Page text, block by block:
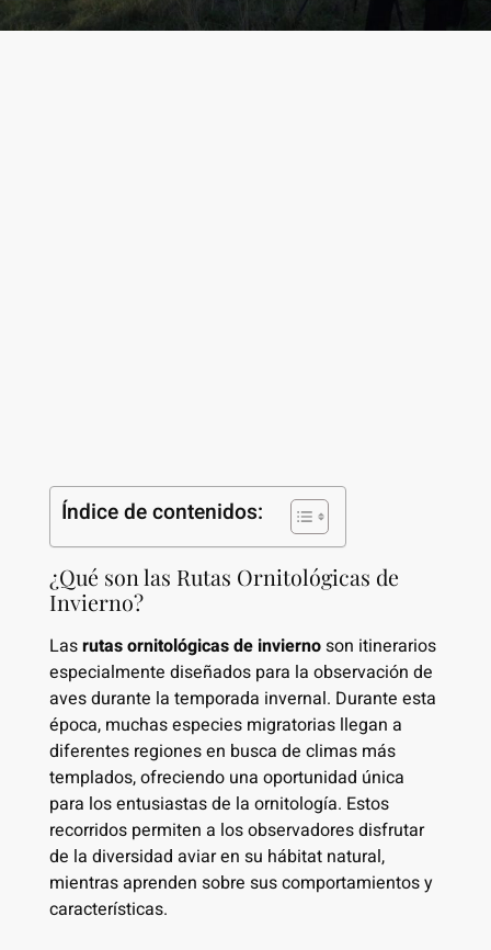
Índice de contenidos:
¿Qué son las Rutas Ornitológicas de
Invierno?
Lasrutas ornitológicas de inviernoson itinerarios
especialmente diseñados para la observación de
aves durante la temporada invernal. Durante esta
época, muchas especies migratorias llegan a
diferentes regiones en busca de climas más
templados, ofreciendo una oportunidad única
para los entusiastas de la ornitología. Estos
recorridos permiten a los observadores disfrutar
de la diversidad aviar en su hábitat natural,
mientras aprenden sobre sus comportamientos y
características.